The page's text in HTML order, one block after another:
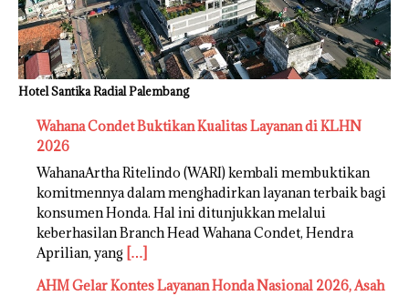
Hotel Santika Radial Palembang
Wahana Condet Buktikan Kualitas Layanan di KLHN
2026
WahanaArtha Ritelindo (WARI) kembali membuktikan
komitmennya dalam menghadirkan layanan terbaik bagi
konsumen Honda. Hal ini ditunjukkan melalui
keberhasilan Branch Head Wahana Condet, Hendra
Aprilian, yang […]
AHM Gelar Kontes Layanan Honda Nasional 2026, Asah